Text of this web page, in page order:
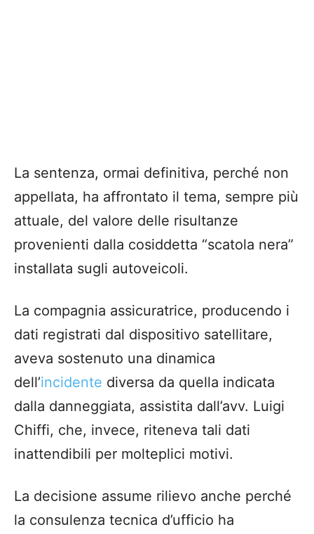
La sentenza, ormai definitiva, perché non
appellata, ha affrontato il tema, sempre più
attuale, del valore delle risultanze
provenienti dalla cosiddetta “scatola nera”
installata sugli autoveicoli.
La compagnia assicuratrice, producendo i
dati registrati dal dispositivo satellitare,
aveva sostenuto una dinamica
dell’incidente diversa da quella indicata
dalla danneggiata, assistita dall’avv. Luigi
Chiffi, che, invece, riteneva tali dati
inattendibili per molteplici motivi.
La decisione assume rilievo anche perché
la consulenza tecnica d’ufficio ha